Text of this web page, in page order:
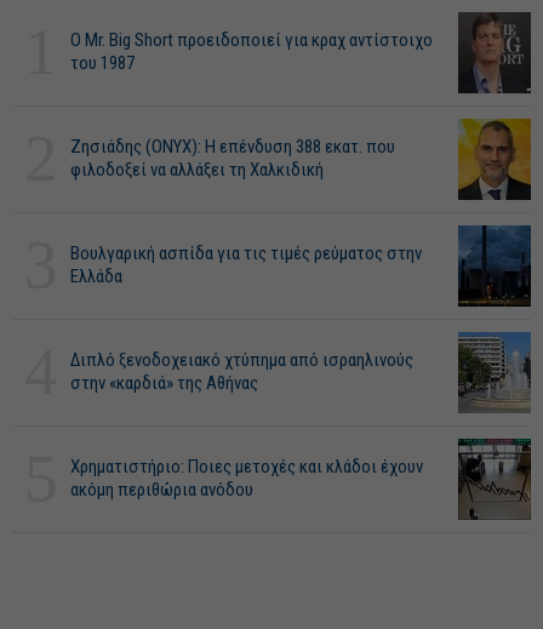
O Mr. Big Short προειδοποιεί για κραχ αντίστοιχο
του 1987
Ζησιάδης (ONYX): Η επένδυση 388 εκατ. που
φιλοδοξεί να αλλάξει τη Χαλκιδική
Βουλγαρική ασπίδα για τις τιμές ρεύματος στην
Ελλάδα
Διπλό ξενοδοχειακό χτύπημα από ισραηλινούς
στην «καρδιά» της Αθήνας
Χρηματιστήριο: Ποιες μετοχές και κλάδοι έχουν
ακόμη περιθώρια ανόδου